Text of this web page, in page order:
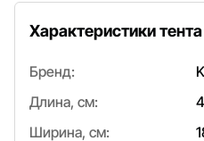
Характеристики тента
Бренд:
Длина, см:
Ширина, см: